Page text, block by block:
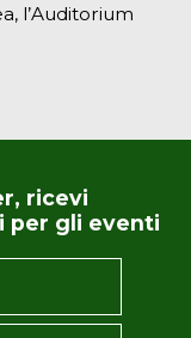
l’Auditorium
ricevi
per gli eventi